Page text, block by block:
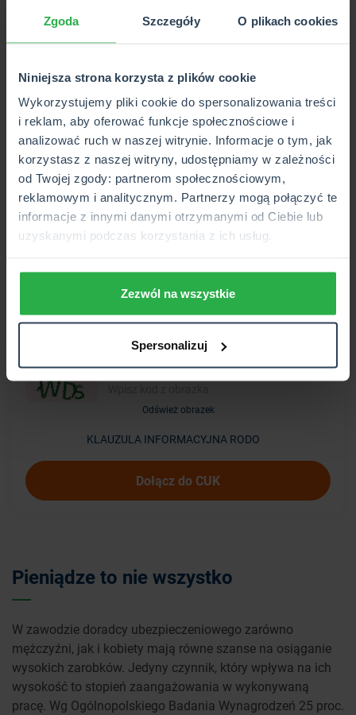
Zgoda Szczegóły O plikach cookies
Niniejsza strona korzysta z plików cookie
Wykorzystujemy pliki cookie do spersonalizowania treści
i reklam, aby oferować funkcje społecznościowe i
analizować ruch w naszej witrynie. Informacje o tym, jak
korzystasz z naszej witryny, udostępniamy w zależności
od Twojej zgody: partnerom społecznościowym,
reklamowym i analitycznym. Partnerzy mogą połączyć te
informacje z innymi danymi otrzymanymi od Ciebie lub
uzyskanymi podczas korzystania z ich usług.
Zezwól na wszystkie
Spersonalizuj
Poznaj szczegóły współpracy
Zostaw kontakt, oddzwonimy
wysyłać ciekawe materiały dotyczące branży i
możliwej współpracy.
Czy jesteś agentem ubezpieczeniowym?
Odśwież obrazek
KLAUZULA INFORMACYJNA RODO
Dołącz do CUK
Pieniądze to nie wszystko
W zawodzie doradcy ubezpieczeniowego zarówno
mężczyźni, jak i kobiety mają równe szanse na osiąganie
wysokich zarobków. Jedyny czynnik, który wpływa na ich
wysokość to stopień zaangażowania w wykonywaną
pracę. Wg Ogólnopolskiego Badania Wynagrodzeń 25 proc.